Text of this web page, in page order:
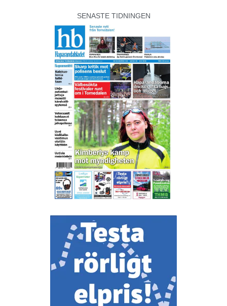
SENASTE TIDNINGEN